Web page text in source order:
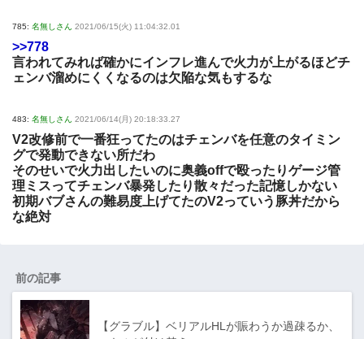
785: 名無しさん 2021/06/15(火) 11:04:32.01
>>778
言われてみれば確かにインフレ進んで火力が上がるほどチ
ェンバ溜めにくくなるのは欠陥な気もするな
483: 名無しさん 2021/06/14(月) 20:18:33.27
V2改修前で一番狂ってたのはチェンバを任意のタイミン
グで発動できない所だわ
そのせいで火力出したいのに奥義offで殴ったりゲージ管
理ミスってチェンバ暴発したり散々だった記憶しかない
初期バブさんの難易度上げてたのV2っていう豚丼だから
な絶対
前の記事
【グラブル】ベリアルHLが賑わうか過疎るか、